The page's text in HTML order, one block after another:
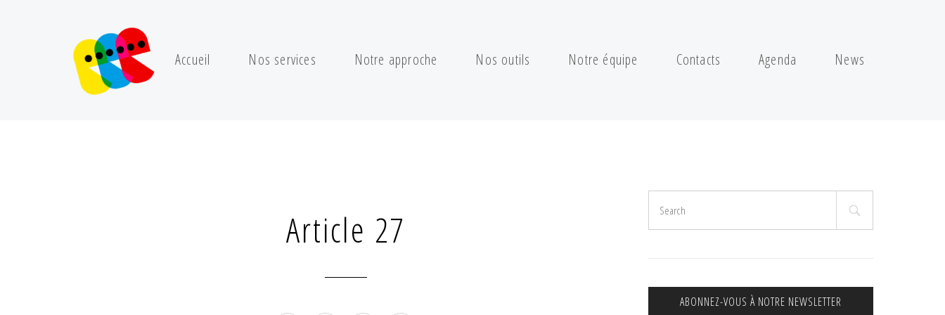
Accueil Nos services Notre approche Nos outils Notre équipe Contacts Agenda News
Article 27
for:
ABONNEZ-VOUS À NOTRE NEWSLETTER